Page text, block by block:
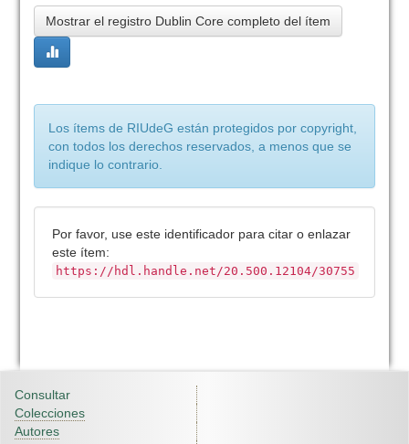
Mostrar el registro Dublin Core completo del ítem
Los ítems de RIUdeG están protegidos por copyright,
con todos los derechos reservados, a menos que se
indique lo contrario.
Por favor, use este identificador para citar o enlazar
este ítem:
https://hdl.handle.net/20.500.12104/30755
Consultar
Colecciones
Autores